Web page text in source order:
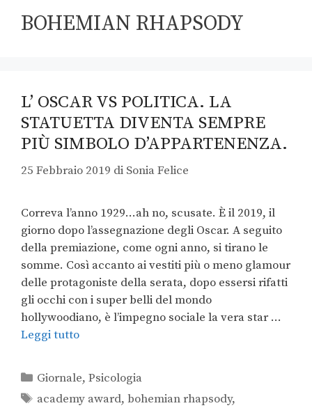
BOHEMIAN RHAPSODY
L’ OSCAR VS POLITICA. LA
STATUETTA DIVENTA SEMPRE
PIÙ SIMBOLO D’APPARTENENZA.
25 Febbraio 2019 di Sonia Felice
Correva l’anno 1929…ah no, scusate. È il 2019, il
giorno dopo l’assegnazione degli Oscar. A seguito
della premiazione, come ogni anno, si tirano le
somme. Così accanto ai vestiti più o meno glamour
delle protagoniste della serata, dopo essersi rifatti
gli occhi con i super belli del mondo
hollywoodiano, è l’impegno sociale la vera star …
Leggi tutto
Giornale,Psicologia
academy award,bohemian rhapsody,